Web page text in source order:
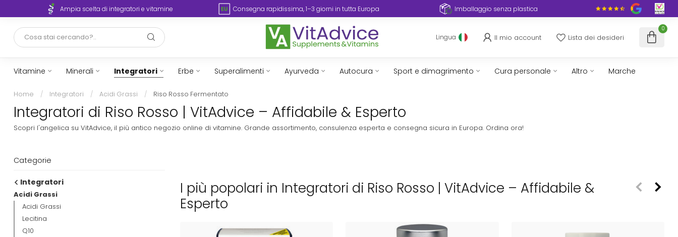
Ampia scelta di integratori e vitamine Consegna rapidissima, 1–3 giorni in tutta Europa Imballaggio senza plastica
Lingua Il mio account Lista dei desideri
0
Vitamine Minerali Integratori Erbe Superalimenti Ayurveda Autocura Sport e dimagrimento Cura personale Altro Marche
Home / Integratori / Acidi Grassi / Riso Rosso Fermentato
Integratori di Riso Rosso | VitAdvice – Affidabile & Esperto
Scopri l'angelica su VitAdvice, il più antico negozio online di vitamine. Grande assortimento, consulenza esperta e consegna sicura in Europa. Ordina ora!
Categorie
Integratori
Acidi Grassi
Acidi Grassi
Lecitina
Q10
I più popolari in Integratori di Riso Rosso | VitAdvice – Affidabile &
Esperto